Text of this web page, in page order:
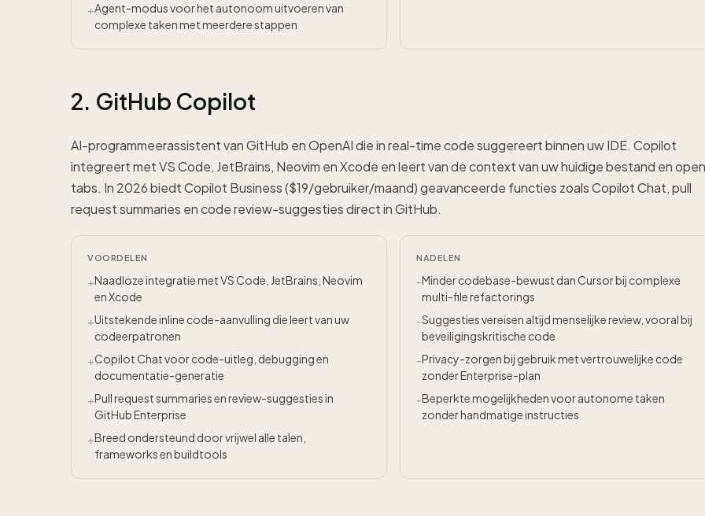
+Agent-modus voor het autonoom uitvoeren van
complexe taken met meerdere stappen
2. GitHub Copilot
AI-programmeerassistent van GitHub en OpenAI die in real-time code suggereert binnen uw IDE. Copilot
integreert met VS Code, JetBrains, Neovim en Xcode en leert van de context van uw huidige bestand en open
tabs. In 2026 biedt Copilot Business ($19/gebruiker/maand) geavanceerde functies zoals Copilot Chat, pull
request summaries en code review-suggesties direct in GitHub.
VOORDELEN
+Naadloze integratie met VS Code, JetBrains, Neovim
en Xcode
+Uitstekende inline code-aanvulling die leert van uw
codeerpatronen
+Copilot Chat voor code-uitleg, debugging en
documentatie-generatie
+Pull request summaries en review-suggesties in
GitHub Enterprise
+Breed ondersteund door vrijwel alle talen,
frameworks en buildtools
NADELEN
-Minder codebase-bewust dan Cursor bij complexe
multi-file refactorings
-Suggesties vereisen altijd menselijke review, vooral bij
beveiligingskritische code
-Privacy-zorgen bij gebruik met vertrouwelijke code
zonder Enterprise-plan
-Beperkte mogelijkheden voor autonome taken
zonder handmatige instructies